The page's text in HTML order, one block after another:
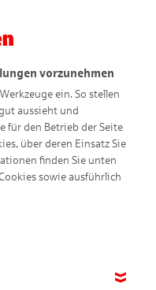
vorzunehmen
ein. So stellen
aussieht und
für den Betrieb der Seite
über deren Einsatz Sie
finden Sie unten
sowie ausführlich